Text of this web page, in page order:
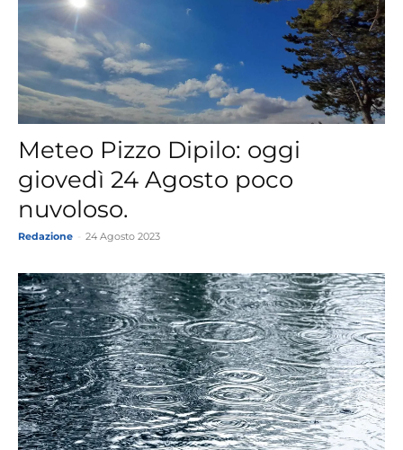
Meteo Pizzo Dipilo: oggi
giovedì 24 Agosto poco
nuvoloso.
Redazione 24 Agosto 2023